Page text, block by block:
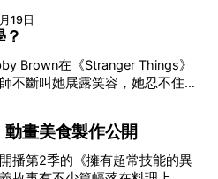
十九世紀經法國建築師
重建，在頂部蓋上以鋼鐵和
年改建成巴黎股票交易所。
與巴黎市政府達成共識，以一
原本外觀及浮
：查爾斯·舒茲）先生，是一名
拘無束、性格樂觀、熱情、享樂
M. SCHULZ也跟大家一
MOUSE（港譯：米奇老
水手）等所影響，而其叔叔更在
短兩天，根據當時火紅漫畫
19日
Brown在《Stranger Things》
不斷叫她展露笑容，她忍不住反
拍肖像照片時應該要笑嗎？原來
片是最重要的文
，莫過於那愚蠢可笑的笑容被永
is a most important document,
畫美食製作公開
播第2季的《擁有超常技能的異